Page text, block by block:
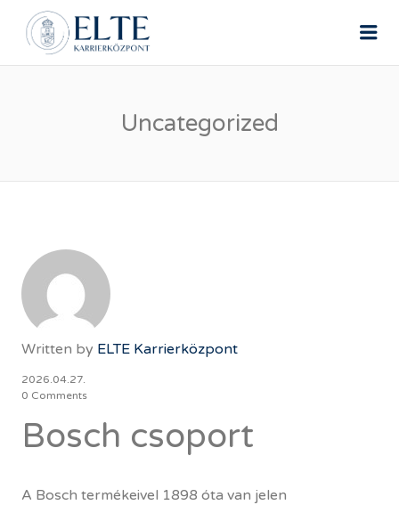
ELTE ÁLLÁSPORTÁL
Uncategorized
Written by ELTE Karrierközpont
2026.04.27.
0 Comments
Bosch csoport
A Bosch termékeivel 1898 óta van jelen